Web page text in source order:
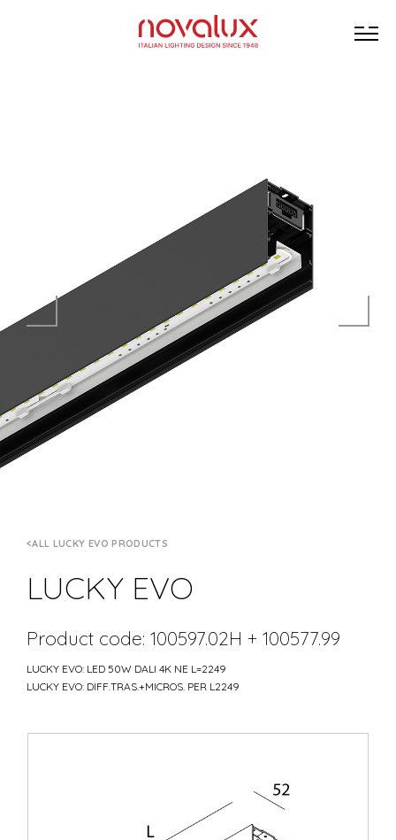
ALL LUCKY EVO PRODUCTS
LUCKY EVO
Product code: 100597.02H + 100577.99
LUCKY EVO: LED 50W DALI 4K NE L=2249
LUCKY EVO: DIFF.TRAS.+MICROS. PER L2249